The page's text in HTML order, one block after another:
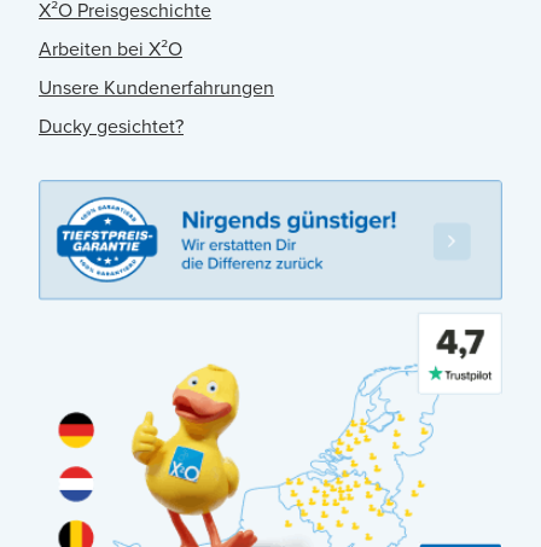
X²O Preisgeschichte
Arbeiten bei X²O
Unsere Kundenerfahrungen
Ducky gesichtet?